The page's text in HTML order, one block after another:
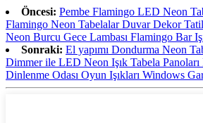
Öncesi: Pembe Flamingo LED Neon
Flamingo Neon Tabelalar Duvar Dekor
Neon Burcu Gece Lambası Flamingo Bar
Sonraki: El yapımı Dondurma Neon
Dimmer ile LED Neon Işık Tabela
Dinlenme Odası Oyun Işıkları Windows